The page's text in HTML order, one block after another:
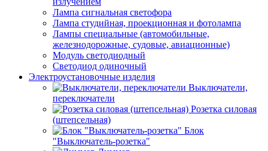
Лампа сигнальная светофора
Лампа студийная, проекционная и фотолампа
Лампы специальные (автомобильные,
железнодорожные, судовые, авиационные)
Модуль светодиодный
Светодиод одиночный
Электроустановочные изделия
Выключатели,
переключатели
Розетка силовая
(штепсельная)
Блок
"Выключатель-розетка"